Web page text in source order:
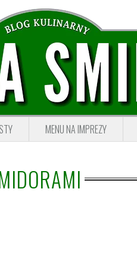
MENU NA IMPREZY